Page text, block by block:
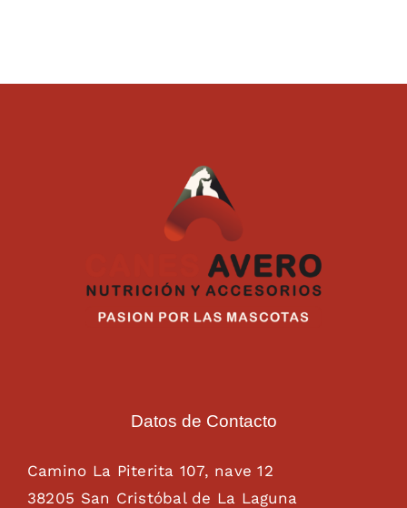
Datos de Contacto
Camino La Piterita 107, nave 12
38205 San Cristóbal de La Laguna